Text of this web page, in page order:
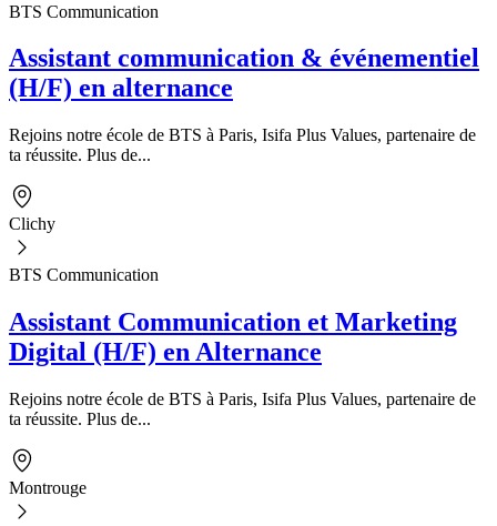
BTS Communication
Assistant communication & événementiel
(H/F) en alternance
Rejoins notre école de BTS à Paris, Isifa Plus Values, partenaire de
ta réussite. Plus de...
Clichy
BTS Communication
Assistant Communication et Marketing
Digital (H/F) en Alternance
Rejoins notre école de BTS à Paris, Isifa Plus Values, partenaire de
ta réussite. Plus de...
Montrouge